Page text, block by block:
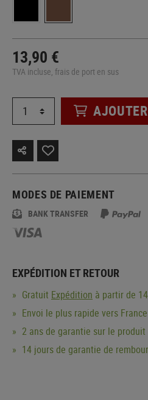
13,90 €
TVA incluse, frais de port en sus
MODES DE PAIEMENT
BANK TRANSFER
EXPÉDITION ET RETOUR
Gratuit Expédition à partir de
Envoi le plus rapide vers France
2 ans de garantie sur le produit
14 jours de garantie de